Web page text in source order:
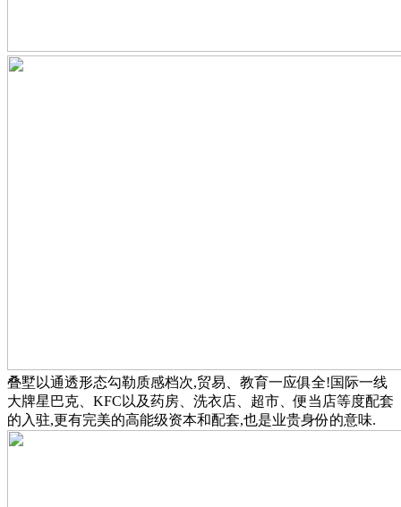
叠墅以通透形态勾勒质感档次,贸易、教育一应俱全!国际一线
大牌星巴克、KFC以及药房、洗衣店、超市、便当店等度配套
的入驻,更有完美的高能级资本和配套,也是业贵身份的意味.